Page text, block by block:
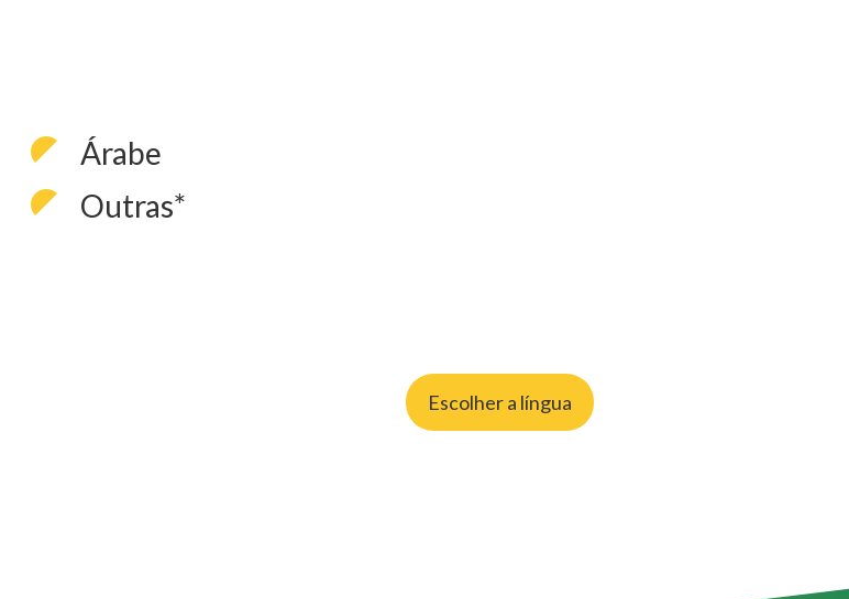
Árabe
Outras*
Escolher a língua